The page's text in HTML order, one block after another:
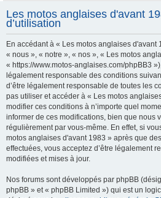
Les motos anglaises d'avant
d’utilisation
En accédant à « Les motos anglaises
« nous », « notre », « nos », « Les motos
« https://www.motos-anglaises.com/phpBB3
légalement responsable des conditions
d’être légalement responsable de toutes les
pas utiliser et accéder à « Les motos
modifier ces conditions à n’importe quel
informer de ces modifications, bien que nous
régulièrement par vous-même. En effet, si
motos anglaises d'avant 1983 » après que
effectuées, vous acceptez d’être légalement
modifiées et mises à jour.
Nos forums sont développés par phpBB
phpBB » et « phpBB Limited ») qui est un